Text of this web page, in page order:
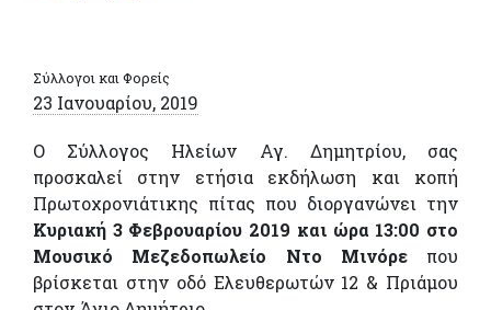
Σύλλογοι και Φορείς
23 Ιανουαρίου, 2019
Ο Σύλλογος Ηλείων Αγ. Δημητρίου, σας
προσκαλεί στην ετήσια εκδήλωση και κοπή
Πρωτοχρονιάτικης πίτας που διοργανώνει την
Κυριακή 3 Φεβρουαρίου 2019 και ώρα 13:00 στο
Μουσικό Μεζεδοπωλείο Ντο Μινόρεπου
βρίσκεται στην οδό Ελευθερωτών 12 & Πριάμου